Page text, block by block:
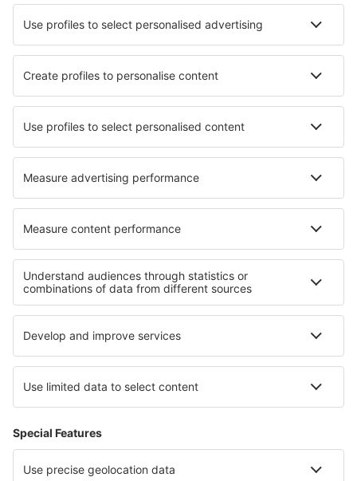
Unterkunft in Paramount Unterkunft Balaghat
Unterkunft in Kursk Unterkunft in Värnamo
Unterkunft in Puerto San Miguel Unterkunft in Astana
Unterkunft in Les Deux Alpes
Unterkunft in Courchevel Unterkunft im Kleinwalsertal
Unterkunft im Naturschutzgebiet Blyde River Canyon
Unterkunft auf Menorca Unterkunft in Nationalpark Retezat
Unterkunft in Rila Mountains